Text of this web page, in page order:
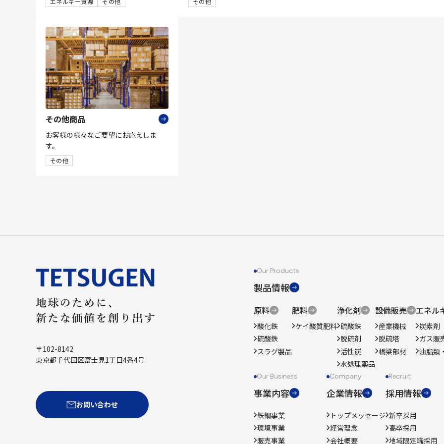
その他商品
お客様の様々なご要望にお応えしま
す。
その他
〒102-8142
東京都千代田区富士見1丁目4番4号
お問い合わせ
Our Products
製品情報
原料
酸化鉄
硫酸鉄
スラグ製品
肥料
ケイ酸質肥料
浄化剤
硫酸鉄
脱硫剤
活性炭
水処理薬品
設備販売
産業機械
脱硫塔
橋梁部材
エネル
炭素剤
ガス販
油脂類
Our Business
事業内容
鉄鋼事業
環境事業
販売事業
Company
企業情報
トップメッセージ
経営理念
会社概要
Recruit
採用情報
新卒採用
高卒採用
地域限定職採用